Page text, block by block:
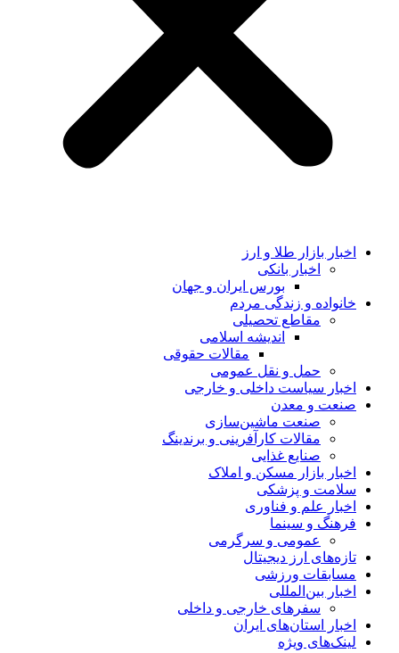
اخبار بازار طلا و ارز
اخبار بانکی
بورس ایران و جهان
خانواده و زندگی مردم
مقاطع تحصیلی
اندیشه اسلامی
مقالات حقوقی
حمل و نقل عمومی
اخبار سیاست داخلی و خارجی
صنعت و معدن
صنعت ماشین‌سازی
مقالات کارآفرینی و برندینگ
صنایع غذایی
اخبار بازار مسکن و املاک
سلامت و پزشکی
اخبار علم و فناوری
فرهنگ و سینما
عمومی و سرگرمی
تازه‌های ارز دیجیتال
مسابقات ورزشی
اخبار بین‌المللی
سفرهای خارجی و داخلی
اخبار استان‌های ایران
لینک‌های ویژه